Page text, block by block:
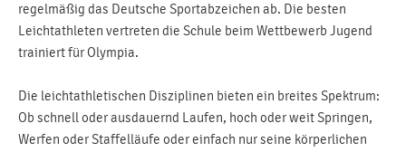
regelmäßig das Deutsche Sportabzeichen ab. Die besten
Leichtathleten vertreten die Schule beim Wettbewerb Jugend
trainiert für Olympia.
Die leichtathletischen Disziplinen bieten ein breites Spektrum:
Ob schnell oder ausdauernd Laufen, hoch oder weit Springen,
Werfen oder Staffelläufe oder einfach nur seine körperlichen